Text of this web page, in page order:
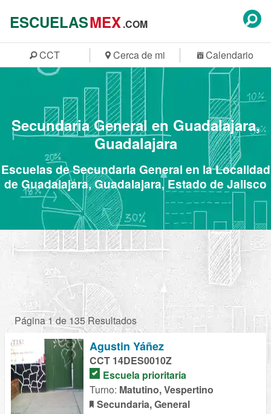
ESCUELASMEX.COM
CCT Cerca de mi Calendario
Secundaria General en Guadalajara,
Guadalajara
Escuelas de Secundaria General en la Localidad
de Guadalajara, Guadalajara, Estado de Jalisco
Página 1 de 135 Resultados
Agustin Yáñez
CCT 14DES0010Z
Escuela prioritaria
Turno: Matutino, Vespertino
Secundaria, General